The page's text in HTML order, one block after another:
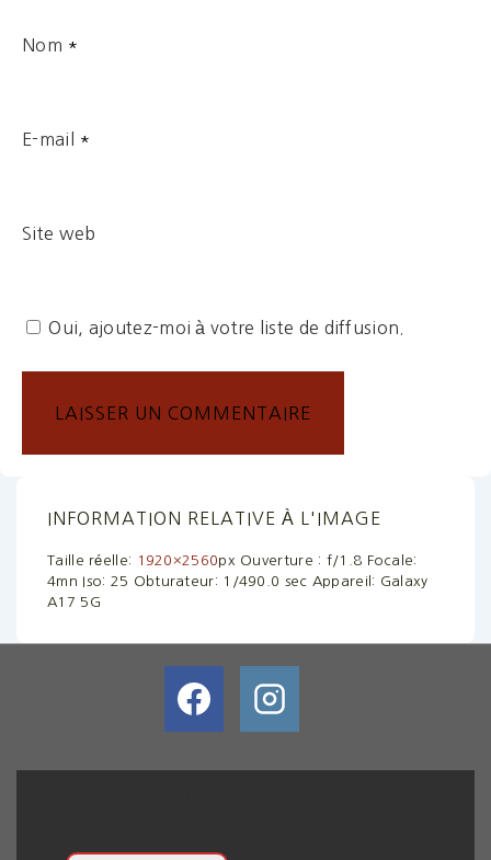
Nom *
E-mail *
Site web
Oui, ajoutez-moi à votre liste de diffusion.
INFORMATION RELATIVE À L'IMAGE
Taille réelle: 1920×2560px Ouverture : f/1.8 Focale:
4mn Iso: 25 Obturateur: 1/490.0 sec Appareil: Galaxy
A17 5G